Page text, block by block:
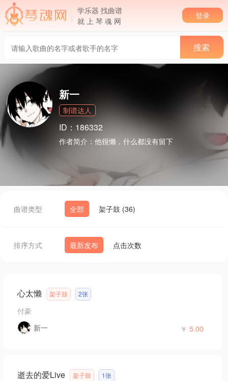
学乐器 找曲谱
就 上 琴 魂 网
登录
新一
制谱达人
ID：186332
作者简介：他很懒，什么都没有留下
曲谱类型 全部 架子鼓 (36)
排序方式 最新发布 点击次数
心太懒 架子鼓 2张
付豪
新一
￥ 5.00
逝去的爱Live 架子鼓 1张